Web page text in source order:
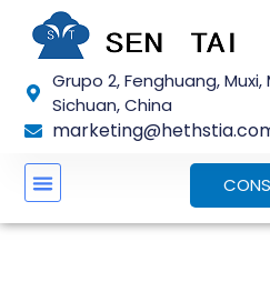
Grupo 2, Fenghuang,
Sichuan, China